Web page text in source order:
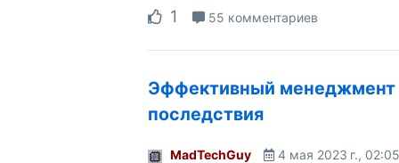
1 55 комментариев
Эффективный менеджмент
последствия
MadTechGuy 4 мая 2023 г., 02:05